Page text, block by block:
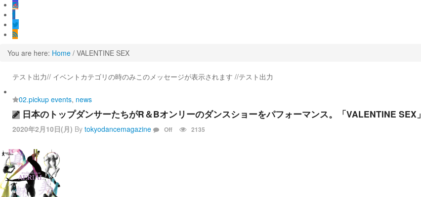
You are here: Home / VALENTINE SEX
テスト出力// イベントカテゴリの時のみこのメッセージが表示されます //テスト出力
02.pickup events, news
日本のトップダンサーたちがR＆Bオンリーのダンスショーをパフォーマンス。「VALENTINE SEX」
2020年2月10日(月) By tokyodancemagazine Off 2135